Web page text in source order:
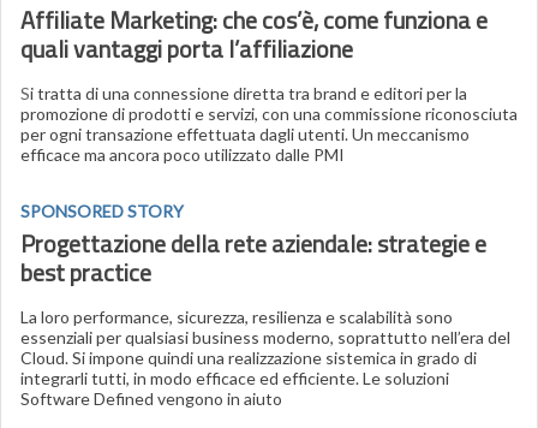
Affiliate Marketing: che cos’è, come funziona e
quali vantaggi porta l’affiliazione
Si tratta di una connessione diretta tra brand e editori per la
promozione di prodotti e servizi, con una commissione riconosciuta
per ogni transazione effettuata dagli utenti. Un meccanismo
efficace ma ancora poco utilizzato dalle PMI
SPONSORED STORY
Progettazione della rete aziendale: strategie e
best practice
La loro performance, sicurezza, resilienza e scalabilità sono
essenziali per qualsiasi business moderno, soprattutto nell’era del
Cloud. Si impone quindi una realizzazione sistemica in grado di
integrarli tutti, in modo efficace ed efficiente. Le soluzioni
Software Defined vengono in aiuto